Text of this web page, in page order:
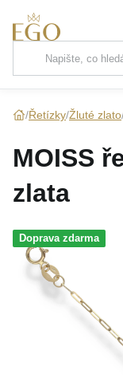
Hlavní
PRSTENY
NÁUŠNICE
Řetízky Žluté zlato
MOISS
zlata
Doprava zdarma